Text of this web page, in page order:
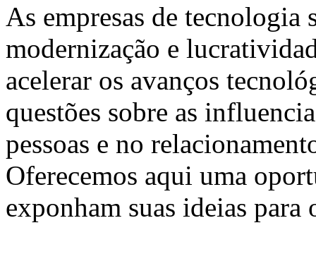
As empresas de tecnologia
modernização e
acelerar os avanços
questões sobre as
pessoas e no
Oferecemos aqui uma
exponham suas ideias para